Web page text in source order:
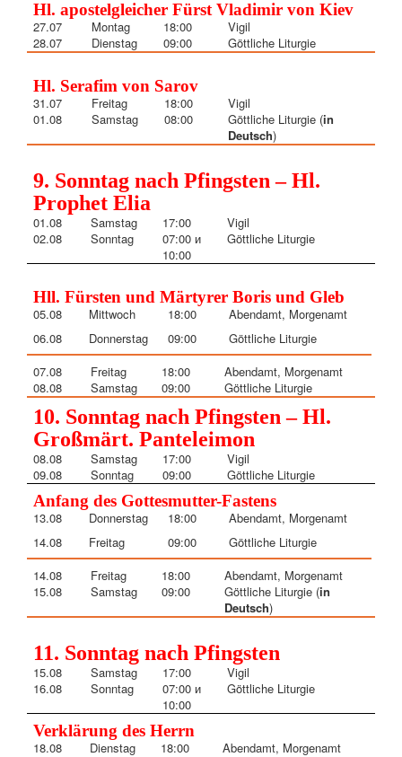
Hl. apostelgleicher Fürst Vladimir von Kiev
27.07 Montag 18:00
Vigil
28.07
Dienstag 09:00 Göttliche Liturgie
Hl. Serafim von Sarov
31.07 Freitag 18:00
Vigil
01.08
Samstag 08:00 Göttliche Liturgie (in
Deutsch)
9. Sonntag nach Pfingsten – Hl.
Prophet Elia
01.08 Samstag 17:00
Vigil
02.08
Sonntag 07:00 и
10:00
Göttliche Liturgie
Hll. Fürsten und Märtyrer Boris und Gleb
05.08 Mittwoch 18:00
Abendamt, Morgenamt
06.08
Donnerstag 09:00
Göttliche Liturgie
07.08
Freitag 18:00
Abendamt, Morgenamt
08.08
Samstag 09:00 Göttliche Liturgie
10. Sonntag nach Pfingsten – Hl.
Großmärt. Panteleimon
08.08 Samstag 17:00
Vigil
09.08
Sonntag 09:00 Göttliche Liturgie
Anfang des Gottesmutter-Fastens
13.08 Donnerstag 18:00
Abendamt, Morgenamt
14.08
Freitag 09:00
Göttliche Liturgie
14.08
Freitag 18:00
Abendamt, Morgenamt
15.08
Samstag 09:00 Göttliche Liturgie (in
Deutsch)
11. Sonntag nach Pfingsten
15.08 Samstag 17:00
Vigil
16.08
Sonntag
07:00 и
10:00
Göttliche Liturgie
Verklärung des Herrn
18.08 Dienstag 18:00
Abendamt, Morgenamt